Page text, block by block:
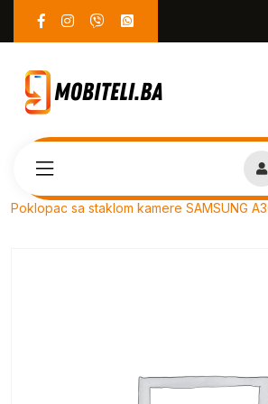
Poklopac sa staklom kamere SAMSUNG